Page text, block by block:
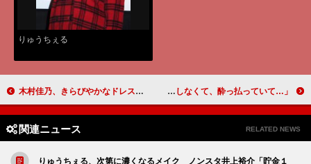
りゅうちぇる
木村佳乃、きらびやかなドレス姿で登場 仕事と子育ては「きっぱり分ける！」 筧美和子、“イケナイ女”演じた写真集 「ちょっとだらしなくて、酔っ払っていて…」
関連ニュース RELATED NEWS
りゅうちぇる、次第に濃くなるメイク ノンスタ井上裕介「貯金１